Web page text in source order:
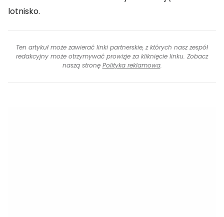
lotnisko.
Ten artykuł może zawierać linki partnerskie, z których nasz zespół
redakcyjny może otrzymywać prowizje za kliknięcie linku. Zobacz
naszą stronę Polityka reklamowa.